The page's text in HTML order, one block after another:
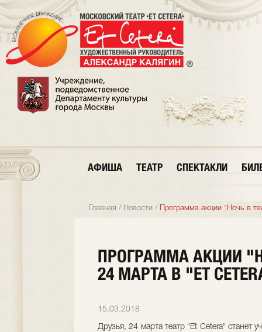
АФИША ТЕАТР СПЕКТАКЛИ
Главная / Новости / Программа акции "Ночь в
ПРОГРАММА АКЦИИ
24 МАРТА В "ET
15.03.2018
Друзья, 24 марта театр "Et Cetera" станет